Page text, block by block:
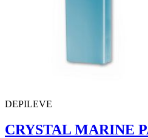
DEPILEVE
CRYSTAL MARINE